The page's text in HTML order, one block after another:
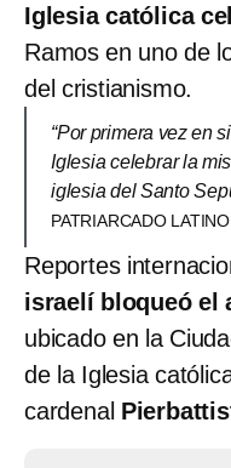
Iglesia católica
Ramos en uno de
del cristianismo.
“Por primera vez en
Iglesia celebrar la
iglesia del Santo
PATRIARCADO
Reportes
israelí bloqueó el
ubicado en la
de la Iglesia
cardenal